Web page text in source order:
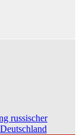
russischer